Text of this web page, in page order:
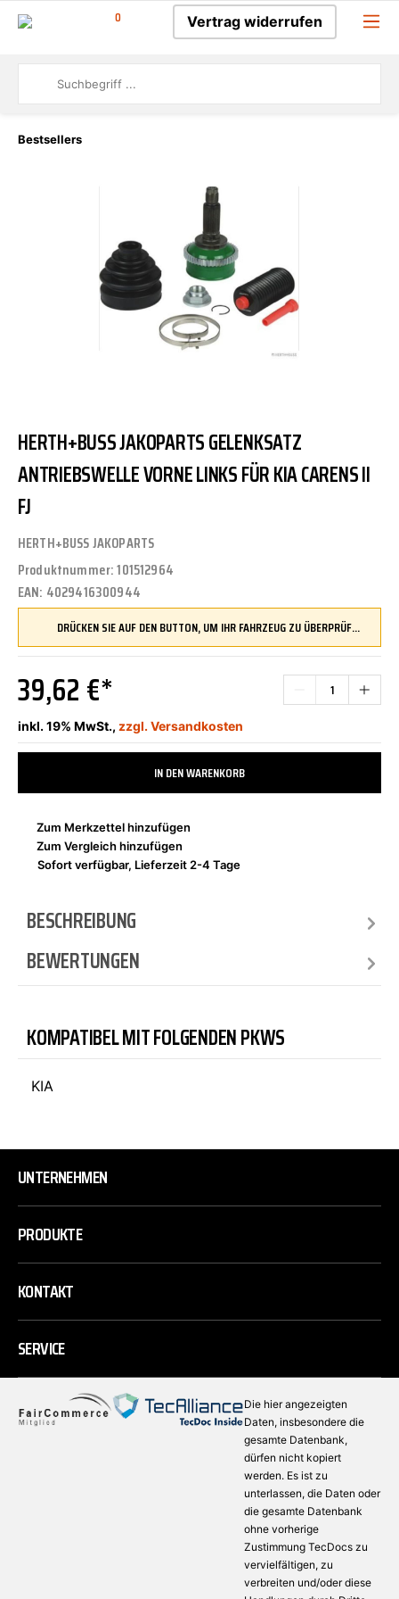
0 Vertrag widerrufen
Bestsellers
HERTH+BUSS JAKOPARTS GELENKSATZ
ANTRIEBSWELLE VORNE LINKS FÜR KIA CARENS II
FJ
HERTH+BUSS JAKOPARTS
Produktnummer:101512964
EAN: 4029416300944
DRÜCKEN SIE AUF DEN BUTTON, UM IHR FAHRZEUG ZU ÜBERPRÜFEN UND SICHERZUSTELLEN, DASS DIESES TEIL KOMPATIBEL IST, BEVOR SIE ES BESTELLEN
39,62 €*
inkl. 19% MwSt., zzgl. Versandkosten
IN DEN WARENKORB
Zum Merkzettel hinzufügen
Zum Vergleich hinzufügen
Sofort verfügbar, Lieferzeit 2-4 Tage
BESCHREIBUNG
BEWERTUNGEN
KOMPATIBEL MIT FOLGENDEN PKWS
KIA
UNTERNEHMEN
PRODUKTE
KONTAKT
SERVICE
Die hier angezeigten
Daten, insbesondere die
gesamte Datenbank,
dürfen nicht kopiert
werden. Es ist zu
unterlassen, die Daten oder
die gesamte Datenbank
ohne vorherige
Zustimmung TecDocs zu
vervielfältigen, zu
verbreiten und/oder diese